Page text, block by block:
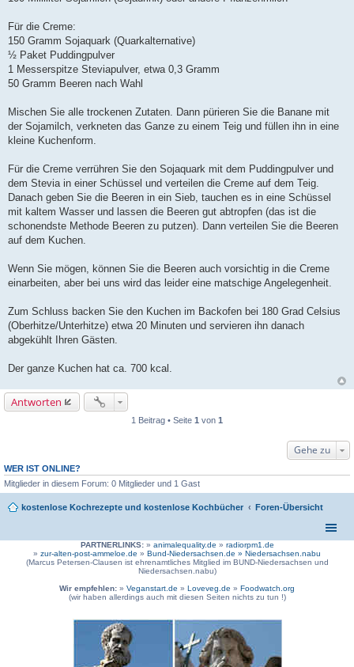
Für die Creme:
150 Gramm Sojaquark (Quarkalternative)
½ Paket Puddingpulver
1 Messerspitze Steviapulver, etwa 0,3 Gramm
50 Gramm Beeren nach Wahl
Mischen Sie alle trockenen Zutaten. Dann pürieren Sie die Banane mit
der Sojamilch, verkneten das Ganze zu einem Teig und füllen ihn in eine
kleine Kuchenform.
Für die Creme verrühren Sie den Sojaquark mit dem Puddingpulver und
dem Stevia in einer Schüssel und verteilen die Creme auf dem Teig.
Danach geben Sie die Beeren in ein Sieb, tauchen es in eine Schüssel
mit kaltem Wasser und lassen die Beeren gut abtropfen (das ist die
schonendste Methode Beeren zu putzen). Dann verteilen Sie die Beeren
auf dem Kuchen.
Wenn Sie mögen, können Sie die Beeren auch vorsichtig in die Creme
einarbeiten, aber bei uns wird das leider eine matschige Angelegenheit.
Zum Schluss backen Sie den Kuchen im Backofen bei 180 Grad Celsius
(Oberhitze/Unterhitze) etwa 20 Minuten und servieren ihn danach
abgekühlt Ihren Gästen.
Der ganze Kuchen hat ca. 700 kcal.
Antworten
1 Beitrag • Seite 1 von 1
Gehe zu
WER IST ONLINE?
Mitglieder in diesem Forum: 0 Mitglieder und 1 Gast
kostenlose Kochrezepte und kostenlose Kochbücher Foren-Übersicht
PARTNERLINKS:» animalequality.de » radiorpm1.de
» zur-alten-post-ammeloe.de » Bund-Niedersachsen.de » Niedersachsen.nabu
(Marcus Petersen-Clausen ist ehrenamtliches Mitglied im BUND-Niedersachsen und
Niedersachsen.nabu)
Wir empfehlen: » Veganstart.de » Loveveg.de » Foodwatch.org
(wir haben allerdings auch mit diesen Seiten nichts zu tun !)